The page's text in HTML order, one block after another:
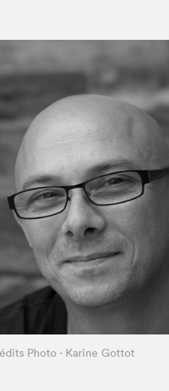
Photo - Karine Gottot